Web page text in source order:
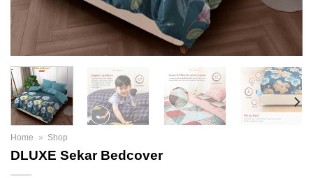
Home » Shop
DLUXE Sekar Bedcover